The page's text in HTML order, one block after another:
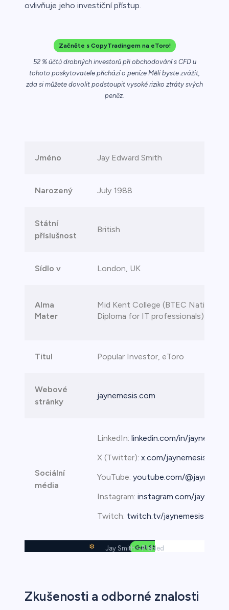
ovlivňuje jeho investiční přístup.
Začněte s CopyTradingem na eToro!
52 % účtů drobných investorů při obchodování s CFD u
tohoto poskytovatele přichází o peníze Měli byste zvážit,
zda si můžete dovolit podstoupit vysoké riziko ztráty svých
peněz.
Jay Smith – Přehled
Jméno Jay Edward Smith
Narozený July 1988
Státní
příslušnost
British
Sídlo v London, UK
Alma
Mater
Mid Kent College (BTEC National
Diploma for IT professionals)
Titul Popular Investor, eToro
Webové
stránky
jaynemesis.com
Sociální
média
LinkedIn: linkedin.com/in/jaynemesis
X (Twitter): x.com/jaynemesis
YouTube: youtube.com/
Instagram: instagram.com/
Twitch: twitch.tv/jaynemesis
Zkušenosti a odborné znalosti